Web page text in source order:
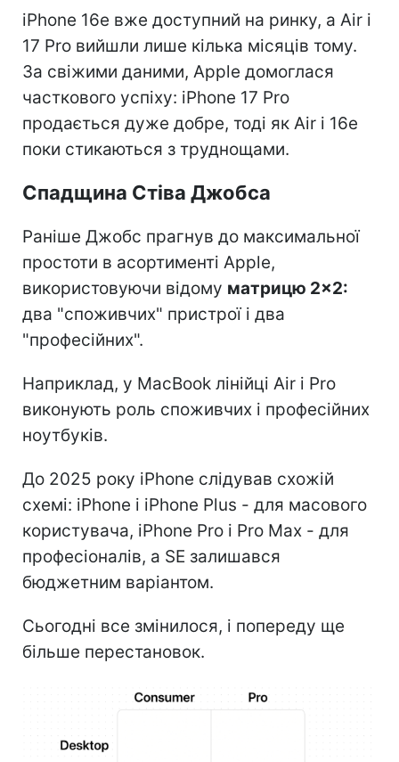
iPhone 16e вже доступний на ринку, а Air і
17 Pro вийшли лише кілька місяців тому.
За свіжими даними, Apple домоглася
часткового успіху: iPhone 17 Pro
продається дуже добре, тоді як Air і 16e
поки стикаються з труднощами.
Спадщина Стіва Джобса
Раніше Джобс прагнув до максимальної
простоти в асортименті Apple,
використовуючи відому матрицю 2×2:
два "споживчих" пристрої і два
"професійних".
Наприклад, у MacBook лінійці Air і Pro
виконують роль споживчих і професійних
ноутбуків.
До 2025 року iPhone слідував схожій
схемі: iPhone і iPhone Plus - для масового
користувача, iPhone Pro і Pro Max - для
професіоналів, а SE залишався
бюджетним варіантом.
Сьогодні все змінилося, і попереду ще
більше перестановок.